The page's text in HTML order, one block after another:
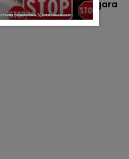
Hutan di Desa Sukanagara